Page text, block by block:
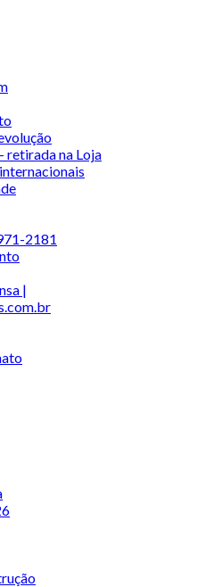
retirada na Loja
2181
|